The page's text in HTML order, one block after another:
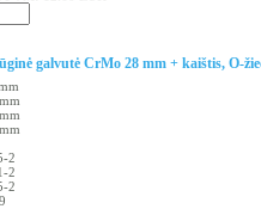
galvutė CrMo 28 mm + kaištis, O-
2
2
2